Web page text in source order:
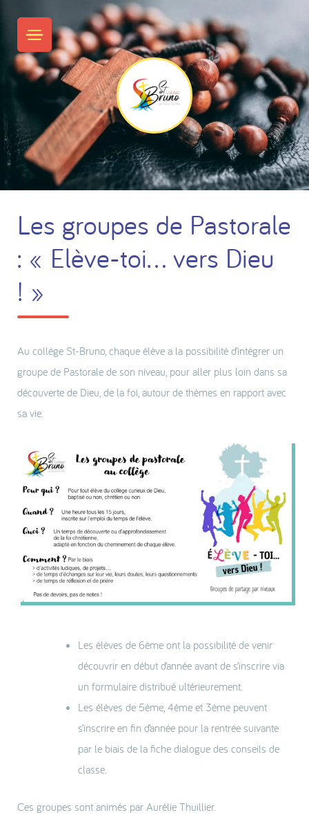
content
PRIMARY MENU
Les groupes de Pastorale
: « Elève-toi… vers Dieu
! »
Au collège St-Bruno, chaque élève a la possibilité d’intégrer un
groupe de Pastorale de son niveau, pour aller plus loin dans sa
découverte de Dieu, de la foi, autour de thèmes en rapport avec
sa vie.
Les élèves de 6ème ont la possibilité de venir
découvrir en début d’année avant de s’inscrire via
un formulaire distribué ultérieurement.
Les élèves de 5ème, 4ème et 3ème peuvent
s’inscrire en fin d’année pour la rentrée suivante
par le biais de la fiche dialogue des conseils de
classe.
Ces groupes sont animés par Aurélie Thuillier.